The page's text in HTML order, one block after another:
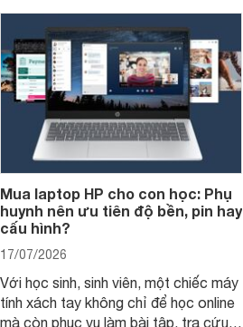
Mua laptop HP cho con học: Phụ
huynh nên ưu tiên độ bền, pin hay
cấu hình?
17/07/2026
Với học sinh, sinh viên, một chiếc máy
tính xách tay không chỉ để học online
mà còn phục vụ làm bài tập, tra cứu,